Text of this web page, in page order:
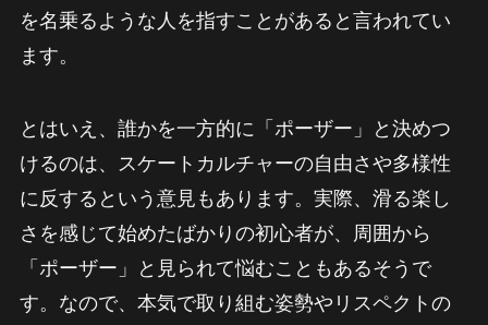
を名乗るような人を指すことがあると言われてい
ます。
とはいえ、誰かを一方的に「ポーザー」と決めつ
けるのは、スケートカルチャーの自由さや多様性
に反するという意見もあります。実際、滑る楽し
さを感じて始めたばかりの初心者が、周囲から
「ポーザー」と見られて悩むこともあるそうで
す。なので、本気で取り組む姿勢やリスペクトの